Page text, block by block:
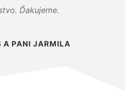
Ďakujeme.
A PANI JARMILA